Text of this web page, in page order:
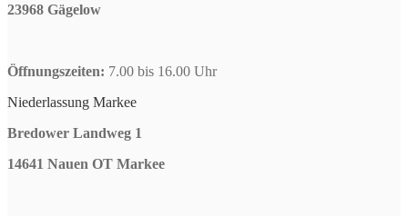
23968 Gägelow
Öffnungszeiten: 7.00 bis 16.00 Uhr
Niederlassung Markee
Bredower Landweg 1
14641 Nauen OT Markee